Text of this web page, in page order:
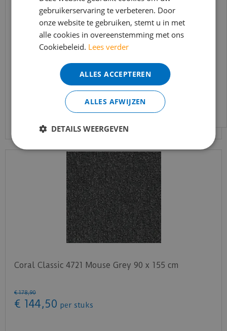
Coral Classic 4794 Taupe 90 x 155 cm
Bekijk product
Coral Classic 4721 Mouse Grey 90 x 155 cm
€ 178,90
€ 144,50 per stuks
t/m 14 augustus telefonisch helaas niet
bereikbaar.
Bestelling worden uiteraard verwerkt
echter iets minder snel dan wat je van ons
gewend bent.
Voor vragen kan je ons bereiken via
info@merkvloerenwinkel.nl
gebruikerservaring te verbeteren. Door
onze website te gebruiken, stemt u in met
alle cookies in overeenstemming met ons
Cookiebeleid. Lees verder
ALLES ACCEPTEREN
ALLES AFWIJZEN
DETAILS WEERGEVEN